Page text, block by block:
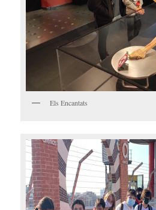
Els Encantats